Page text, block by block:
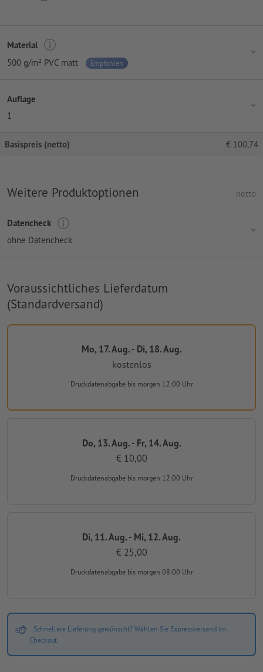
Material
500 g/m² PVC matt
Empfohlen
Auflage
1
Basispreis (netto) € 100,74
Weitere Produktoptionen netto
Datencheck
ohne Datencheck
Voraussichtliches Lieferdatum
(Standardversand)
Mo, 17. Aug. - Di, 18. Aug.
kostenlos
Druckdatenabgabe bis morgen 12:00 Uhr
Do, 13. Aug. - Fr, 14. Aug.
€ 10,00
Druckdatenabgabe bis morgen 12:00 Uhr
Di, 11. Aug. - Mi, 12. Aug.
€ 25,00
Druckdatenabgabe bis morgen 08:00 Uhr
Schnellere Lieferung gewünscht? Wählen Sie Expressversand im
Checkout.